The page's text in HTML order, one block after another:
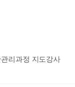
리과정 지도강사